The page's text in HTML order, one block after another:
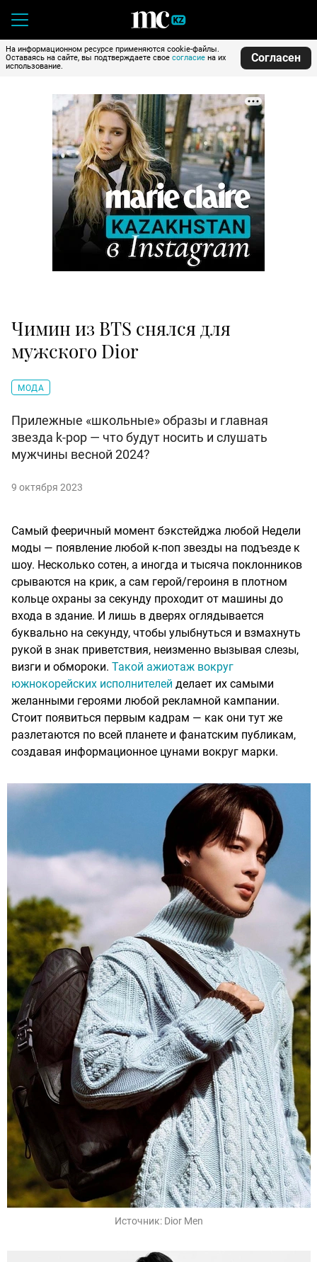
На информационном ресурсе применяются cookie-файлы.
Оставаясь на сайте, вы подтверждаете свое согласие на их
использование.
Согласен
Чимин из BTS снялся для
мужского Dior
МОДА
Прилежные «школьные» образы и главная
звезда k-pop — что будут носить и слушать
мужчины весной 2024?
9 октября 2023
Самый фееричный момент бэкстейджа любой Недели
моды — появление любой к-поп звезды на подъезде к
шоу. Несколько сотен, а иногда и тысяча поклонников
срываются на крик, а сам герой/героиня в плотном
кольце охраны за секунду проходит от машины до
входа в здание. И лишь в дверях оглядывается
буквально на секунду, чтобы улыбнуться и взмахнуть
рукой в знак приветствия, неизменно вызывая слезы,
визги и обмороки. Такой ажиотаж вокруг
южнокорейских исполнителей делает их самыми
желанными героями любой рекламной кампании.
Стоит появиться первым кадрам — как они тут же
разлетаются по всей планете и фанатским публикам,
создавая информационное цунами вокруг марки.
Источник: Dior Men